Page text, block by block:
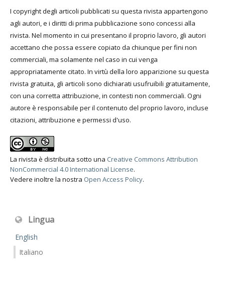
I copyright degli articoli pubblicati su questa rivista appartengono
agli autori, e i diritti di prima pubblicazione sono concessi alla
rivista. Nel momento in cui presentano il proprio lavoro, gli autori
accettano che possa essere copiato da chiunque per fini non
commerciali, ma solamente nel caso in cui venga
appropriatamente citato. In virtù della loro apparizione su questa
rivista gratuita, gli articoli sono dichiarati usufruibili gratuitamente,
con una corretta attribuzione, in contesti non commerciali. Ogni
autore è responsabile per il contenuto del proprio lavoro, incluse
citazioni, attribuzione e permessi d'uso.
La rivista è distribuita sotto una Creative Commons Attribution
NonCommercial 4.0 International License.
Vedere inoltre la nostra Open Access Policy.
Lingua
English
Italiano